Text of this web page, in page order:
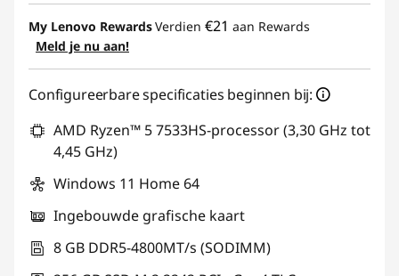
eCoupon-besparingen :-€ 418,91
eCoupon gebruiken :
My Lenovo RewardsVerdien €21 aan Rewards
Meld je nu aan!
Configureerbare specificaties beginnen bij:
AMD Ryzen™ 5 7533HS-processor (3,30 GHz tot
4,45 GHz)
Windows 11 Home 64
Ingebouwde grafische kaart
8 GB DDR5-4800MT/s (SODIMM)